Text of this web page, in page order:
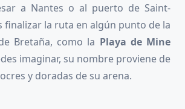
a Nantes o al puerto de Saint-
finalizar la ruta en algún punto de la
Bretaña, como la Playa de Mine
imaginar, su nombre proviene de
y doradas de su arena.